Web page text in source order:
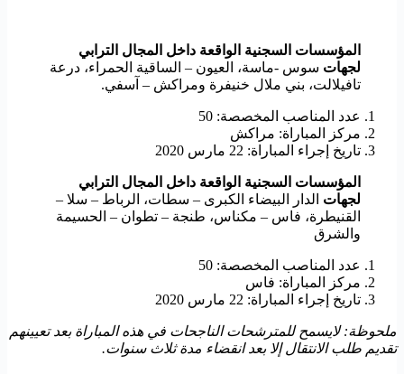
المؤسسات السجنية الواقعة داخل المجال الترابي
لجهات سوس -ماسة، العيون – الساقية الحمراء، درعة
تافيلالت، بني ملال خنيفرة ومراكش – آسفي.
عدد المناصب المخصصة: 50
مركز المباراة: مراكش
تاريخ إجراء المباراة: 22 مارس 2020
المؤسسات السجنية الواقعة داخل المجال الترابي
لجهات الدار البيضاء الكبرى – سطات، الرباط – سلا –
القنيطرة، فاس – مكناس، طنجة – تطوان – الحسيمة
والشرق
عدد المناصب المخصصة: 50
مركز المباراة: فاس
تاريخ إجراء المباراة: 22 مارس 2020
ملحوظة: لايسمح للمترشحات الناجحات في هذه المباراة بعد تعيينهم
تقديم طلب الانتقال إلا بعد انقضاء مدة ثلاث سنوات.